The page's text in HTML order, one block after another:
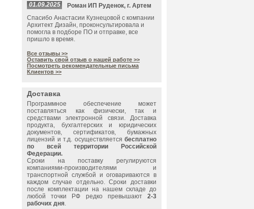
01.09.2025
Роман ИП Руденок, г. Артем
Спасибо Анастасии Кузнецовой с компании
Архитект Дизайн, проконсультировала и
помогла в подборе ПО и отправке, все
пришло в время.
Все отзывы >>
Оставить свой отзыв о нашей работе >>
Посмотреть рекомендательные письма
Клиентов >>
Доставка
Программное обеспечение может
поставляться как физически, так и
средствами электронной связи. Доставка
продукта, бухгалтерских и юридических
документов, сертификатов, бумажных
лицензий и т.д. осуществляется бесплатно
по всей территории Российской
Федерации.
Сроки на поставку регулируются
компаниями-производителями и
транспортной службой и оговариваются в
каждом случае отдельно. Сроки доставки
после комплектации на нашем складе до
любой точки РФ редко превышают 2-3
рабочих дня.